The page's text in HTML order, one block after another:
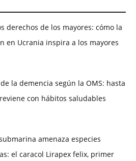
derechos de los mayores: cómo la
en Ucrania inspira a los mayores
la demencia según la OMS: hasta
con hábitos saludables
amenaza especies
el caracol Lirapex felix, primer